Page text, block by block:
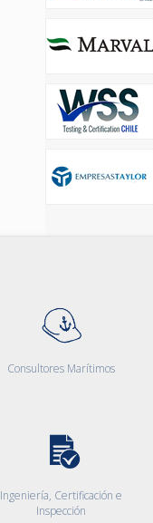
Consultores Marítimos
Ingeniería, Certificación e
Inspección